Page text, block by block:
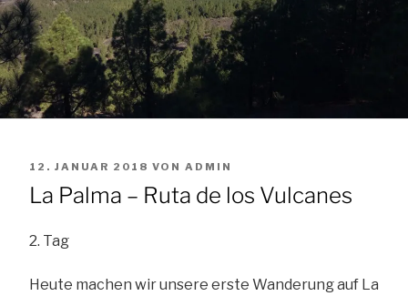
VERÖFFENTLICHT
AM
12. JANUAR 2018 VON ADMIN
La Palma – Ruta de los Vulcanes
2. Tag
Heute machen wir unsere erste Wanderung auf La